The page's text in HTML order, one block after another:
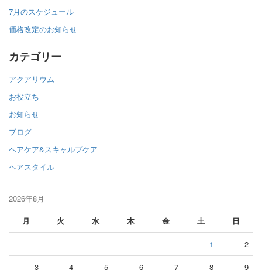
7月のスケジュール
価格改定のお知らせ
カテゴリー
アクアリウム
お役立ち
お知らせ
ブログ
ヘアケア&スキャルプケア
ヘアスタイル
2026年8月
月
火 水 木 金 土 日
1 2
3 4 5 6 7 8 9